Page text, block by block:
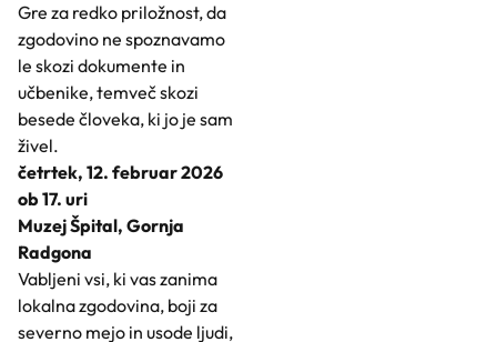
Gre za redko priložnost, da
zgodovino ne spoznavamo
le skozi dokumente in
učbenike, temveč skozi
besede človeka, ki jo je sam
živel.
četrtek, 12. februar 2026
ob 17. uri
Muzej Špital, Gornja
Radgona
Vabljeni vsi, ki vas zanima
lokalna zgodovina, boji za
severno mejo in usode ljudi,